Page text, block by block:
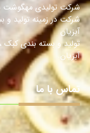
شرکت تولیدی مهگوشت
شرکت در زمینه تولید و
آبزیان
تولید و بسته بندی
آبزیان.
تماس با ما